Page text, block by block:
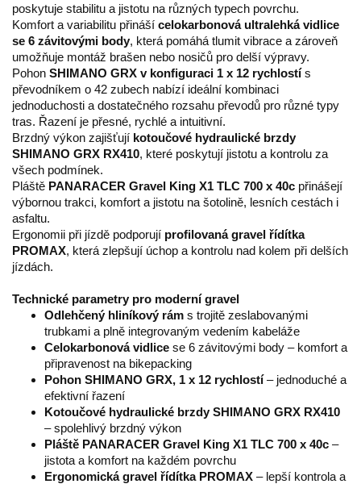
poskytuje stabilitu a jistotu na různých typech povrchu.
Komfort a variabilitu přináší celokarbonová ultralehká vidlice
se 6 závitovými body, která pomáhá tlumit vibrace a zároveň
umožňuje montáž brašen nebo nosičů pro delší výpravy.
Pohon SHIMANO GRX v konfiguraci 1 x 12 rychlostís
převodníkem o 42 zubech nabízí ideální kombinaci
jednoduchosti a dostatečného rozsahu převodů pro různé typy
tras. Řazení je přesné, rychlé a intuitivní.
Brzdný výkon zajišťují kotoučové hydraulické brzdy
SHIMANO GRX RX410, které poskytují jistotu a kontrolu za
všech podmínek.
Pláště PANARACER Gravel King X1 TLC 700 x 40c přinášejí
výbornou trakci, komfort a jistotu na šotolině, lesních cestách i
asfaltu.
Ergonomii při jízdě podporují profilovaná gravel řídítka
PROMAX, která zlepšují úchop a kontrolu nad kolem při delších
jízdách.
Technické parametry pro moderní gravel
Odlehčený hliníkový rám s trojitě zeslabovanými
trubkami a plně integrovaným vedením kabeláže
Celokarbonová vidlice se 6 závitovými body – komfort a
připravenost na bikepacking
Pohon SHIMANO GRX, 1 x 12 rychlostí– jednoduché a
efektivní řazení
Kotoučové hydraulické brzdy SHIMANO GRX RX410
– spolehlivý brzdný výkon
Pláště PANARACER Gravel King X1 TLC 700 x 40c –
jistota a komfort na každém povrchu
Ergonomická gravel řídítka PROMAX – lepší kontrola a